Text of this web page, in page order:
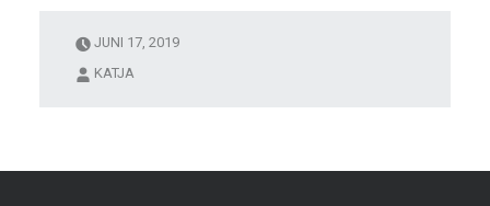
JUNI 17, 2019
KATJA